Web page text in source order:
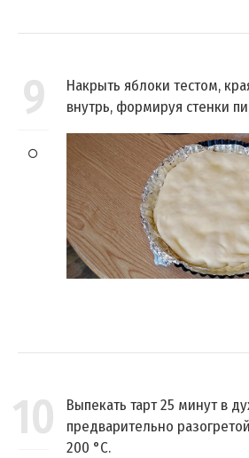
9
Накрыть яблоки тестом,
внутрь, формируя стенки
10
Выпекать тарт 25 минут в
предварительно
200 °C.